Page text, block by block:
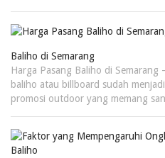
Baliho di Semarang
Harga Pasang Baliho di Semarang
baliho atau billboard sudah
promosi outdoor yang memang